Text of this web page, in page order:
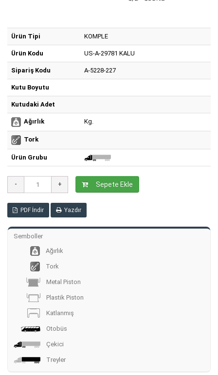
Ürün Tipi KOMPLE
Ürün Kodu US-A-29781 KALU
Sipariş Kodu A-5228-227
Kutu Boyutu
Kutudaki Adet
Ağırlık Kg.
Tork
Ürün Grubu
Sepete Ekle
PDF İndir Yazdır
Semboller
Ağırlık
Tork
Metal Piston
Plastik Piston
Katlanmış
Otobüs
Çekici
Treyler